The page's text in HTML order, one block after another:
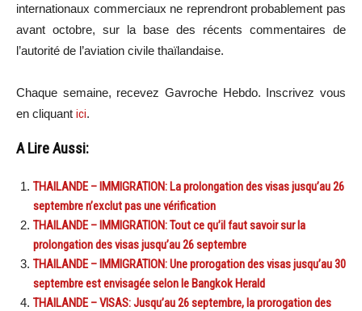
internationaux commerciaux ne reprendront probablement pas
avant octobre, sur la base des récents commentaires de
l’autorité de l’aviation civile thaïlandaise.
Chaque semaine, recevez Gavroche Hebdo. Inscrivez vous
en cliquant ici.
A Lire Aussi:
THAILANDE – IMMIGRATION: La prolongation des visas jusqu’au 26
septembre n’exclut pas une vérification
THAILANDE – IMMIGRATION: Tout ce qu’il faut savoir sur la
prolongation des visas jusqu’au 26 septembre
THAILANDE – IMMIGRATION: Une prorogation des visas jusqu’au 30
septembre est envisagée selon le Bangkok Herald
THAILANDE – VISAS: Jusqu’au 26 septembre, la prorogation des